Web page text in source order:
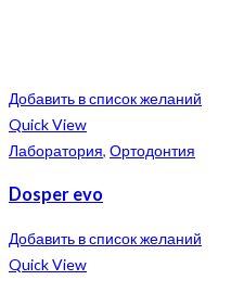
Добавить в список желаний
Quick View
Лаборатория, Ортодонтия
Dosper evo
Добавить в список желаний
Quick View